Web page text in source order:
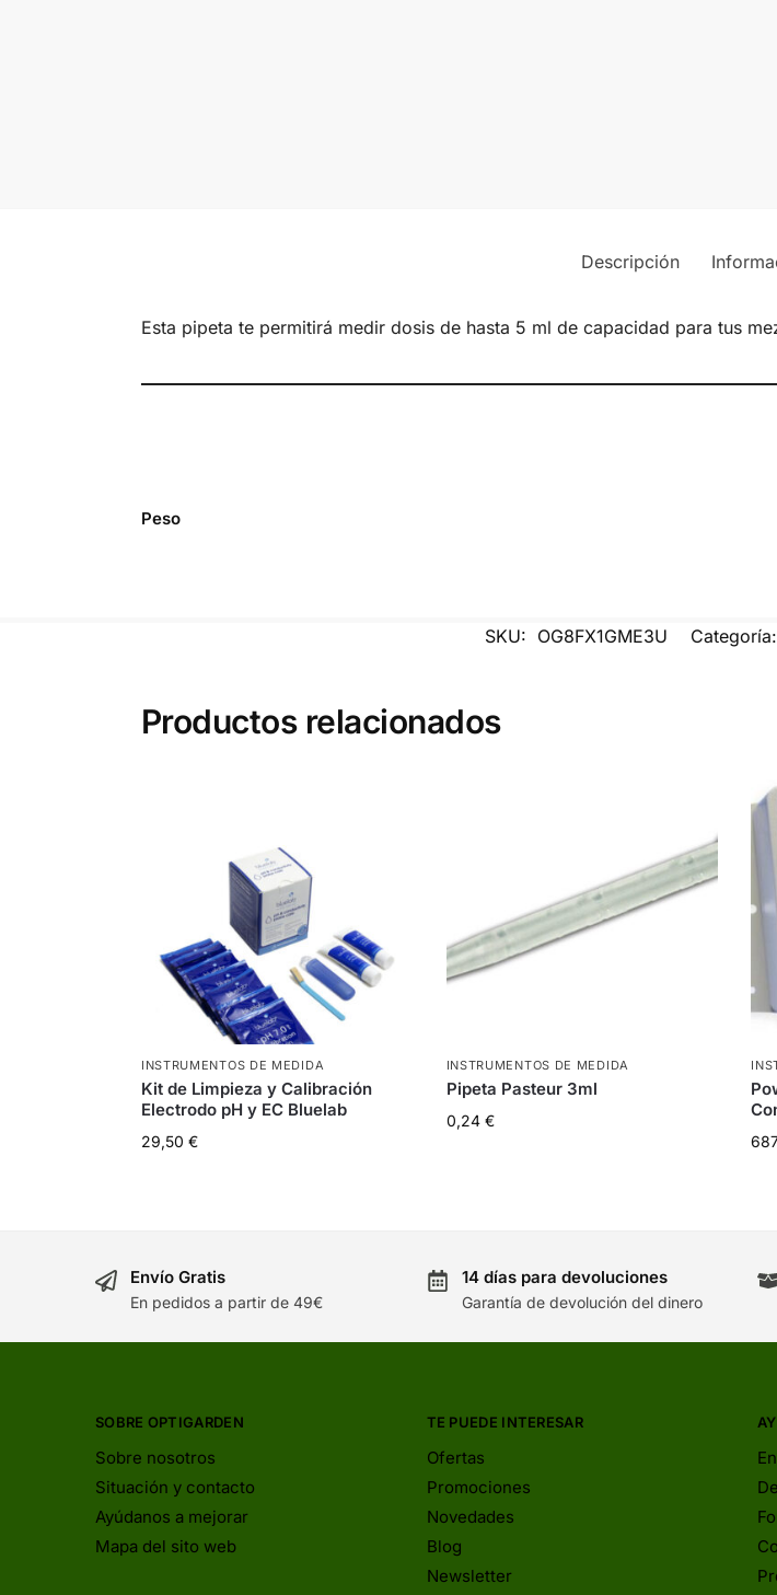
Descripción
Esta pipeta te permitirá medir dosis de hasta 5 ml de capacidad para tus
Peso
SKU: OG8FX1GME3U Categoría:
Productos relacionados
INSTRUMENTOS DE MEDIDA
Kit de Limpieza y Calibración
Electrodo pH y EC Bluelab
29,50 €
INSTRUMENTOS DE MEDIDA
Pipeta Pasteur 3ml
0,24 €
Envío Gratis
En pedidos a partir de 49€
14 días para devoluciones
Garantía de devolución del dinero
SOBRE OPTIGARDEN
Sobre nosotros
Situación y contacto
Ayúdanos a mejorar
Mapa del sito web
TE PUEDE INTERESAR
Ofertas
Promociones
Novedades
Blog
Newsletter